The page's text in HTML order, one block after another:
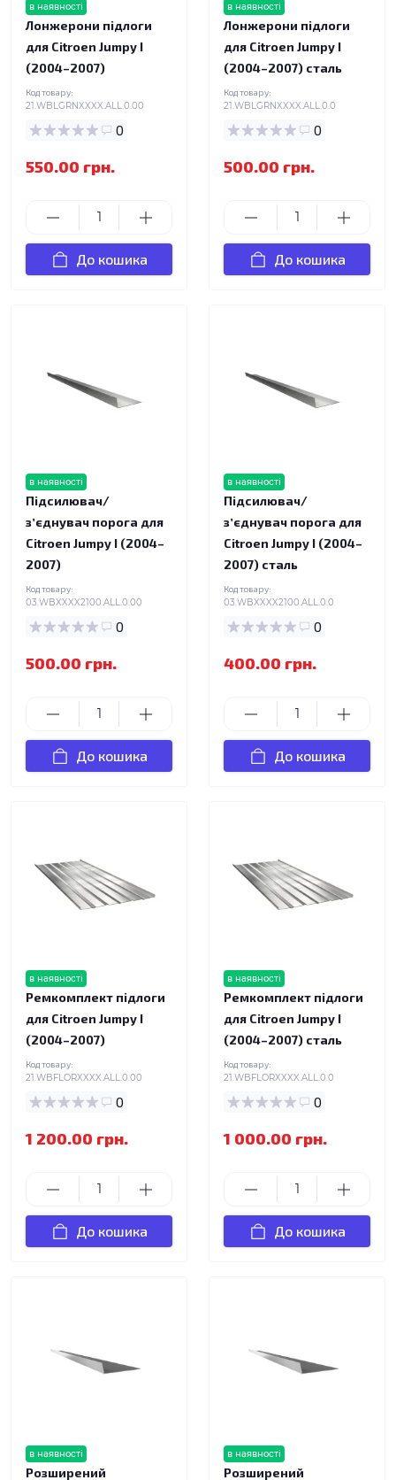
в наявності
Лонжерони підлоги
для Citroen Jumpy I
(2004–2007)
Код товару:
21.WBLGRNXXXX.ALL.0.00
0
550.00 грн.
До кошика
в наявності
Лонжерони підлоги
для Citroen Jumpy I
(2004–2007) сталь
Код товару:
21.WBLGRNXXXX.ALL.0.0
0
500.00 грн.
До кошика
в наявності
Підсилювач/
зʼєднувач порога для
Citroen Jumpy I (2004–
2007)
Код товару:
03.WBXXXX2100.ALL.0.00
0
500.00 грн.
До кошика
в наявності
Підсилювач/
зʼєднувач порога для
Citroen Jumpy I (2004–
2007) сталь
Код товару:
03.WBXXXX2100.ALL.0.0
0
400.00 грн.
До кошика
в наявності
Ремкомплект підлоги
для Citroen Jumpy I
(2004–2007)
Код товару:
21.WBFLORXXXX.ALL.0.00
0
1 200.00 грн.
До кошика
в наявності
Ремкомплект підлоги
для Citroen Jumpy I
(2004–2007) сталь
Код товару:
21.WBFLORXXXX.ALL.0.0
0
1 000.00 грн.
До кошика
в наявності
Розширений
в наявності
Розширений